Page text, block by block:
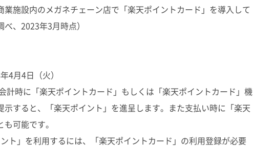
業施設内のメガネチェーン店で「楽天ポイントカード」を導入して
、2023年3月時点）
4月4日（火）
計時に「楽天ポイントカード」もしくは「楽天ポイントカード」機
示すると、「楽天ポイント」を進呈します。また支払い時に「楽天
可能です。
ト」を利用するには、「楽天ポイントカード」の利用登録が必要